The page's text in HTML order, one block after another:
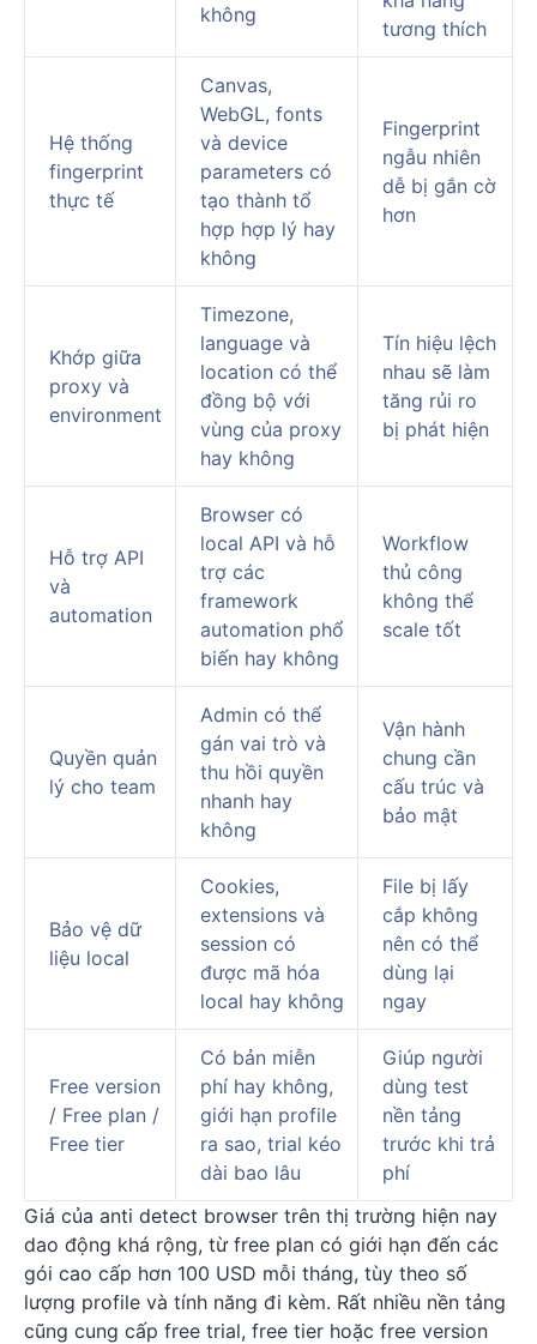
không
tương thích
Hệ thống
fingerprint
thực tế
Canvas,
WebGL, fonts
và device
parameters có
tạo thành tổ
hợp hợp lý hay
không
Fingerprint
ngẫu nhiên
dễ bị gắn cờ
hơn
Khớp giữa
proxy và
environment
Timezone,
language và
location có thể
đồng bộ với
vùng của proxy
hay không
Tín hiệu lệch
nhau sẽ làm
tăng rủi ro
bị phát hiện
Hỗ trợ API
và
automation
Browser có
local API và hỗ
trợ các
framework
automation phổ
biến hay không
Workflow
thủ công
không thể
scale tốt
Quyền quản
lý cho team
Admin có thể
gán vai trò và
thu hồi quyền
nhanh hay
không
Vận hành
chung cần
cấu trúc và
bảo mật
Bảo vệ dữ
liệu local
Cookies,
extensions và
session có
được mã hóa
local hay không
File bị lấy
cắp không
nên có thể
dùng lại
ngay
Free version
/ Free plan /
Free tier
Có bản miễn
phí hay không,
giới hạn profile
ra sao, trial kéo
dài bao lâu
Giúp người
dùng test
nền tảng
trước khi trả
phí
Giá của anti detect browser trên thị trường hiện nay
dao động khá rộng, từ free plan có giới hạn đến các
gói cao cấp hơn 100 USD mỗi tháng, tùy theo số
lượng profile và tính năng đi kèm. Rất nhiều nền tảng
cũng cung cấp free trial, free tier hoặc free version